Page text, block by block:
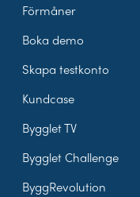
Förmåner
Boka demo
Skapa testkonto
Kundcase
Bygglet TV
Bygglet Challenge
ByggRevolution